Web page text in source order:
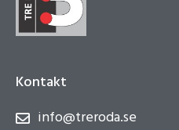
Kontakt
info@treroda.se